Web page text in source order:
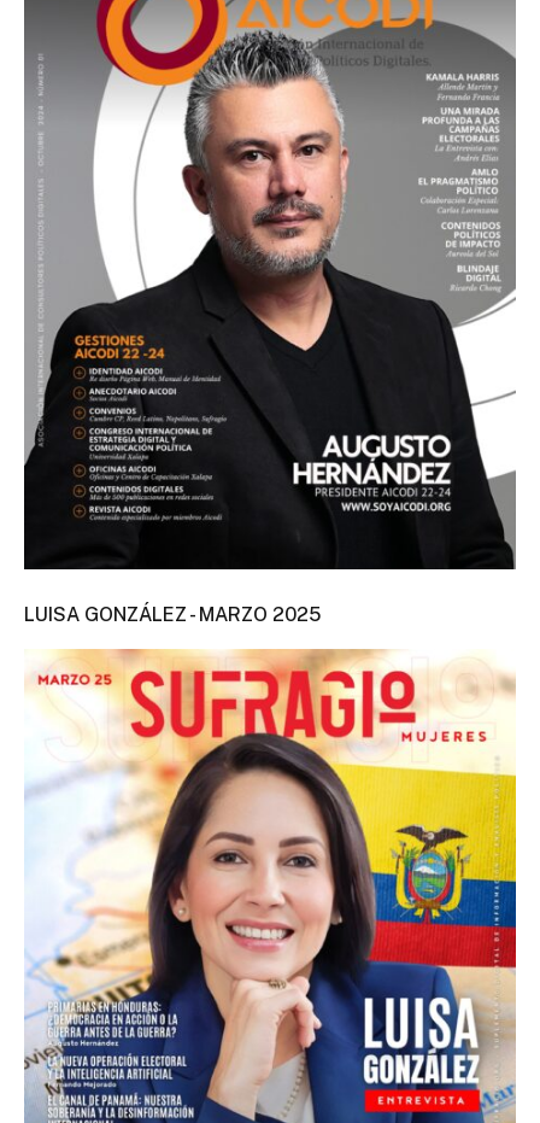
LUISA GONZÁLEZ - MARZO 2025